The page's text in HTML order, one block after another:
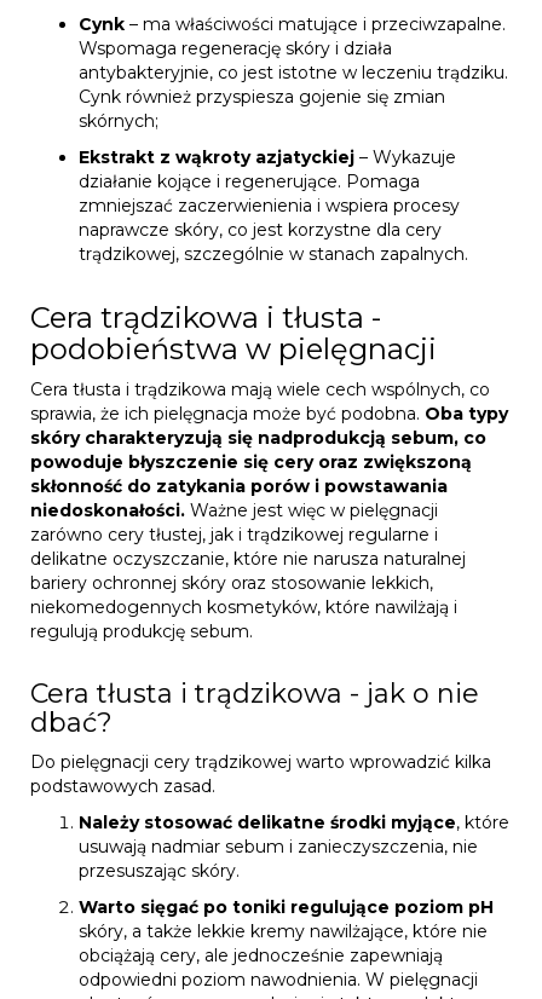
Cynk – ma właściwości matujące i przeciwzapalne.
Wspomaga regenerację skóry i działa
antybakteryjnie, co jest istotne w leczeniu trądziku.
Cynk również przyspiesza gojenie się zmian
skórnych;
Ekstrakt z wąkroty azjatyckiej – Wykazuje
działanie kojące i regenerujące. Pomaga
zmniejszać zaczerwienienia i wspiera procesy
naprawcze skóry, co jest korzystne dla cery
trądzikowej, szczególnie w stanach zapalnych.
Cera trądzikowa i tłusta -
podobieństwa w pielęgnacji
Cera tłusta i trądzikowa mają wiele cech wspólnych, co
sprawia, że ich pielęgnacja może być podobna. Oba typy
skóry charakteryzują się nadprodukcją sebum, co
powoduje błyszczenie się cery oraz zwiększoną
skłonność do zatykania porów i powstawania
niedoskonałości. Ważne jest więc w pielęgnacji
zarówno cery tłustej, jak i trądzikowej regularne i
delikatne oczyszczanie, które nie narusza naturalnej
bariery ochronnej skóry oraz stosowanie lekkich,
niekomedogennych kosmetyków, które nawilżają i
regulują produkcję sebum.
Cera tłusta i trądzikowa - jak o nie
dbać?
Do pielęgnacji cery trądzikowej warto wprowadzić kilka
podstawowych zasad.
Należy stosować delikatne środki myjące, które
usuwają nadmiar sebum i zanieczyszczenia, nie
przesuszając skóry.
Warto sięgać po toniki regulujące poziom pH
skóry, a także lekkie kremy nawilżające, które nie
obciążają cery, ale jednocześnie zapewniają
odpowiedni poziom nawodnienia. W pielęgnacji